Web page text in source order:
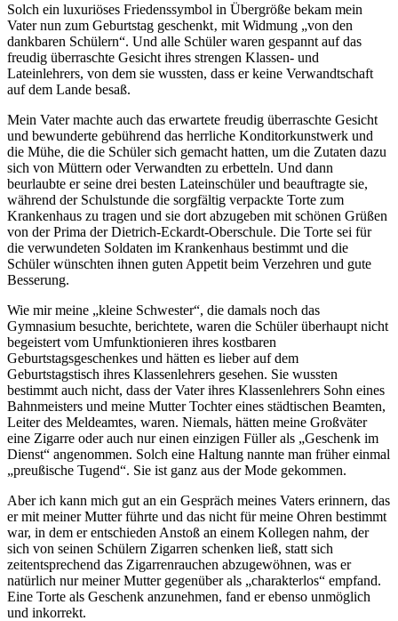
Solch ein luxuriöses Friedenssymbol in Übergröße bekam mein
Vater nun zum Geburtstag geschenkt‚ mit Widmung
von den
dankbaren Schülern . Und alle Schüler waren gespannt auf das
freudig überraschte Gesicht ihres strengen Klassen- und
Lateinlehrers, von dem sie wussten, dass er keine Verwandtschaft
auf dem Lande besaß.
Mein Vater machte auch das erwartete freudig überraschte Gesicht
und bewunderte gebührend das herrliche Konditorkunstwerk und
die Mühe, die die Schüler sich gemacht hatten, um die Zutaten dazu
sich von Müttern oder Verwandten zu erbetteln. Und dann
beurlaubte er seine drei besten Lateinschüler und beauftragte sie,
während der Schulstunde die sorgfältig verpackte Torte zum
Krankenhaus zu tragen und sie dort abzugeben mit schönen Grüßen
von der Prima der Dietrich-Eckardt-Oberschule. Die Torte sei für
die verwundeten Soldaten im Krankenhaus bestimmt und die
Schüler wünschten ihnen guten Appetit beim Verzehren und gute
Besserung.
Wie mir meine
kleine Schwester , die damals noch das
Gymnasium besuchte, berichtete, waren die Schüler überhaupt nicht
begeistert vom Umfunktionieren ihres kostbaren
Geburtstagsgeschenkes und hätten es lieber auf dem
Geburtstagstisch ihres Klassenlehrers gesehen. Sie wussten
bestimmt auch nicht, dass der Vater ihres Klassenlehrers Sohn eines
Bahnmeisters und meine Mutter Tochter eines städtischen Beamten,
Leiter des Meldeamtes, waren. Niemals, hätten meine Großväter
eine Zigarre oder auch nur einen einzigen Füller als
Geschenk im
Dienst
angenommen. Solch eine Haltung nannte man früher einmal
preußische Tugend . Sie ist ganz aus der Mode gekommen.
Aber ich kann mich gut an ein Gespräch meines Vaters erinnern, das
er mit meiner Mutter führte und das nicht für meine Ohren bestimmt
war, in dem er entschieden Anstoß an einem Kollegen nahm, der
sich von seinen Schülern Zigarren schenken ließ, statt sich
zeitentsprechend das Zigarrenrauchen abzugewöhnen, was er
natürlich nur meiner Mutter gegenüber als
charakterlos
empfand.
Eine Torte als Geschenk anzunehmen, fand er ebenso unmöglich
und inkorrekt.